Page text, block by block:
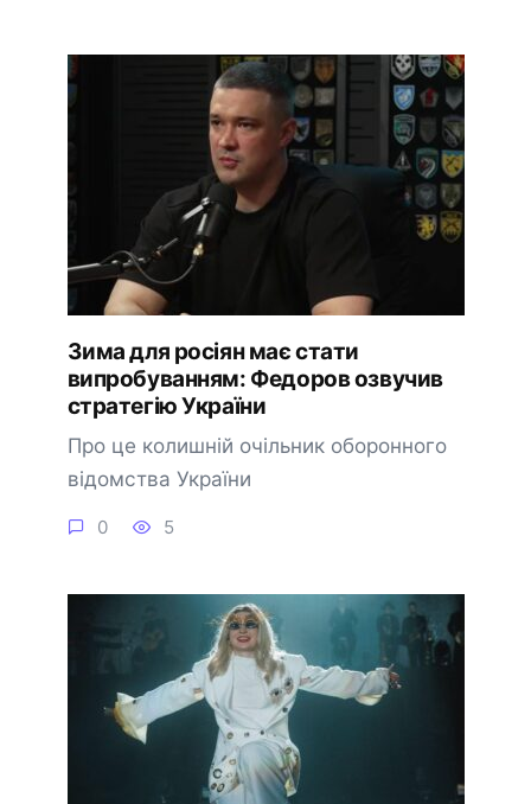
Зима для росіян має стати
випробуванням: Федоров озвучив
стратегію України
Про це колишній очільник оборонного
відомства України
0 5